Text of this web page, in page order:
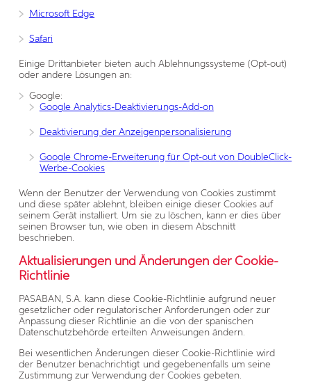
Microsoft Edge
Safari
Einige Drittanbieter bieten auch Ablehnungssysteme (Opt-out)
oder andere Lösungen an:
Google:
Google Analytics-Deaktivierungs-Add-on
Deaktivierung der Anzeigenpersonalisierung
Google Chrome-Erweiterung für Opt-out von DoubleClick-
Werbe-Cookies
Wenn der Benutzer der Verwendung von Cookies zustimmt
und diese später ablehnt, bleiben einige dieser Cookies auf
seinem Gerät installiert. Um sie zu löschen, kann er dies über
seinen Browser tun, wie oben in diesem Abschnitt
beschrieben.
Aktualisierungen und Änderungen der Cookie-
Richtlinie
PASABAN, S.A. kann diese Cookie-Richtlinie aufgrund neuer
gesetzlicher oder regulatorischer Anforderungen oder zur
Anpassung dieser Richtlinie an die von der spanischen
Datenschutzbehörde erteilten Anweisungen ändern.
Bei wesentlichen Änderungen dieser Cookie-Richtlinie wird
der Benutzer benachrichtigt und gegebenenfalls um seine
Zustimmung zur Verwendung der Cookies gebeten.